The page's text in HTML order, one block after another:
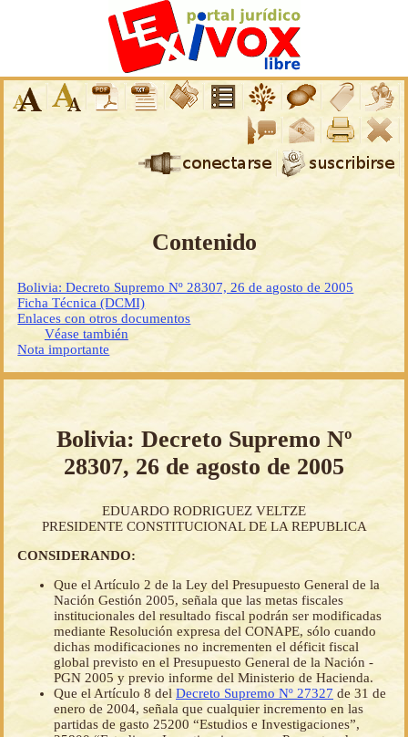
Contenido
Bolivia: Decreto Supremo Nº 28307, 26 de agosto de 2005
Ficha Técnica (DCMI)
Enlaces con otros documentos
Véase también
Nota importante
Bolivia: Decreto Supremo Nº
28307, 26 de agosto de 2005
EDUARDO RODRIGUEZ VELTZE
PRESIDENTE CONSTITUCIONAL DE LA REPUBLICA
CONSIDERANDO:
Que el Artículo 2 de la Ley del Presupuesto General de la
Nación Gestión 2005, señala que las metas fiscales
institucionales del resultado fiscal podrán ser modificadas
mediante Resolución expresa del CONAPE, sólo cuando
dichas modificaciones no incrementen el déficit fiscal
global previsto en el Presupuesto General de la Nación -
PGN 2005 y previo informe del Ministerio de Hacienda.
Que el Artículo 8 del Decreto Supremo Nº 27327 de 31 de
enero de 2004, señala que cualquier incremento en las
partidas de gasto 25200 “Estudios e Investigaciones”,